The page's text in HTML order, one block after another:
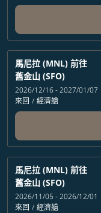
馬尼拉 (MNL) 前往
舊金山 (SFO)
2026/12/16 - 2027/01/07
來回 / 經濟艙
馬尼拉 (MNL) 前往
舊金山 (SFO)
2026/11/05 - 2026/12/01
來回 / 經濟艙